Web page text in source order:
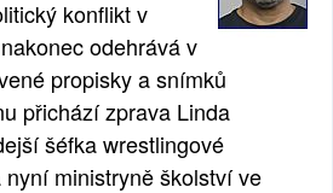
konflikt v
odehrává v
propisky a snímků
přichází zprava Linda
šéfka wrestlingové
ministryně školství ve